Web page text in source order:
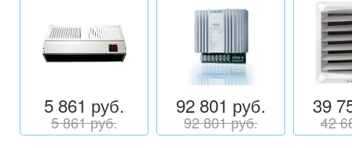
5 861 руб.
5 861 руб.
92 801 руб.
92 801 руб.
39
42